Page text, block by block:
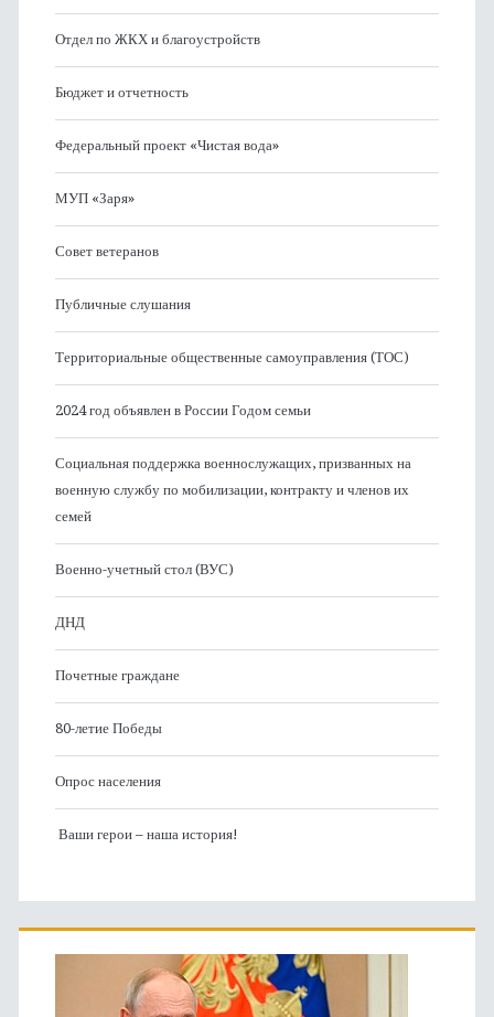
Отдел по ЖКХ и благоустройств
Бюджет и отчетность
Федеральный проект «Чистая вода»
МУП «Заря»
Совет ветеранов
Публичные слушания
Территориальные общественные самоуправления (ТОС)
2024 год объявлен в России Годом семьи
Социальная поддержка военнослужащих, призванных на
военную службу по мобилизации, контракту и членов их
семей
Военно-учетный стол (ВУС)
ДНД
Почетные граждане
80-летие Победы
Опрос населения
Ваши герои – наша история!